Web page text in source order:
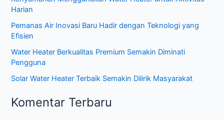
Harian
Pemanas Air Inovasi Baru Hadir dengan Teknologi yang
Efisien
Water Heater Berkualitas Premium Semakin Diminati
Pengguna
Solar Water Heater Terbaik Semakin Dilirik Masyarakat
Komentar Terbaru